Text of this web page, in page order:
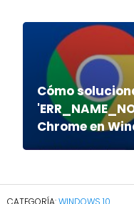
Cómo
Chrome en